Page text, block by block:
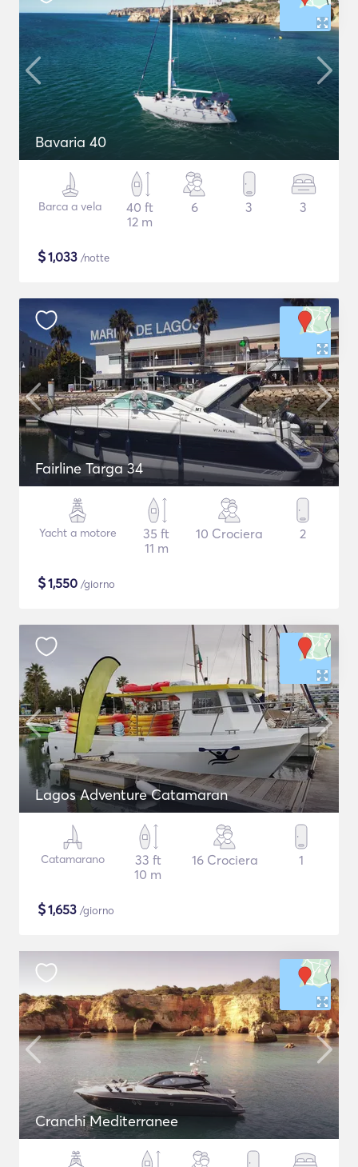
Bavaria 40
Barca a vela
40 ft
12 m
6 3 3
$1,033 /notte
Fairline Targa 34
Yacht a motore
35 ft
11 m
10 Crociera 2
$1,550 /giorno
Lagos Adventure Catamaran
Catamarano
33 ft
10 m
16 Crociera 1
$1,653 /giorno
Cranchi Mediterranee